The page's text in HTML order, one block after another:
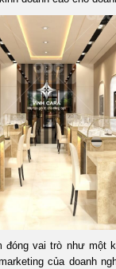
TIN
TỨC
LIÊN
HỆ
đóng vai trò như một
của doanh